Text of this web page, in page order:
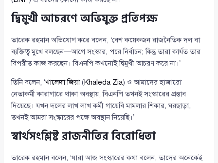
দ্বিমুখী আচরণে অভিযুক্ত প্রতিপক্ষ
তারেক রহমান অভিযোগ করে বলেন, ‘বেশ কয়েকজন রাজনৈতিক দল বা
ব্যক্তিত্ব মুখে বলছেন—আগে সংস্কার, পরে নির্বাচন; কিন্তু তারা কার্যত তার
বিপরীত কাজ করছেন। বিএনপি কখনোই দ্বিমুখী আচরণ করে না।’
তিনি বলেন, ‘খালেদা জিয়া(Khaleda Zia) ও আমাদের হাজারো
নেতাকর্মী কারাগারে থাকা অবস্থায়, বিএনপি তখনই সংস্কারের প্রস্তাব
দিয়েছে। যখন দলের লাখ লাখ কর্মী গায়েবি মামলার শিকার, ঘরছাড়া,
তখনই আমরা সংস্কারের পক্ষে অবস্থান নিয়েছি।’
স্বার্থসংশ্লিষ্ট রাজনীতির বিরোধিতা
তারেক রহমান বলেন, ‘যারা আজ সংস্কারের কথা বলেন, তাদের অনেকেই